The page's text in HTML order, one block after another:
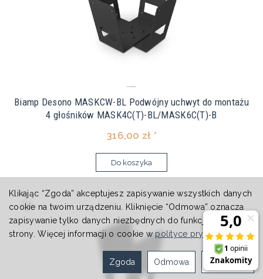
Biamp Desono MASKCW-BL Podwójny uchwyt do montażu
4 głośników MASK4C(T)-BL/MASK6C(T)-B
316,00 zł *
Do koszyka
Klikając “Zgoda” akceptujesz zapisywanie wszystkich danych
cookie na twoim urządzeniu. Kliknięcie “Odmowa” oznacza
zapisywanie tylko danych niezbędnych do funkcjonowania
strony. Więcej informacji o cookie wpolityce prywatności.
Ustawienia
Odmowa
Zgoda